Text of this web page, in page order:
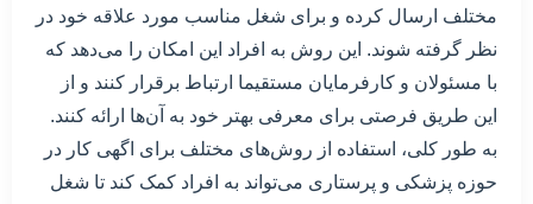
مختلف ارسال کرده و برای شغل مناسب مورد علاقه خود در
نظر گرفته شوند. این روش به افراد این امکان را می‌دهد که
با مسئولان و کارفرمایان مستقیما ارتباط برقرار کنند و از
این طریق فرصتی برای معرفی بهتر خود به آن‌ها ارائه کنند.
به طور کلی، استفاده از روش‌های مختلف برای اگهی کار در
حوزه پزشکی و پرستاری می‌تواند به افراد کمک کند تا شغل